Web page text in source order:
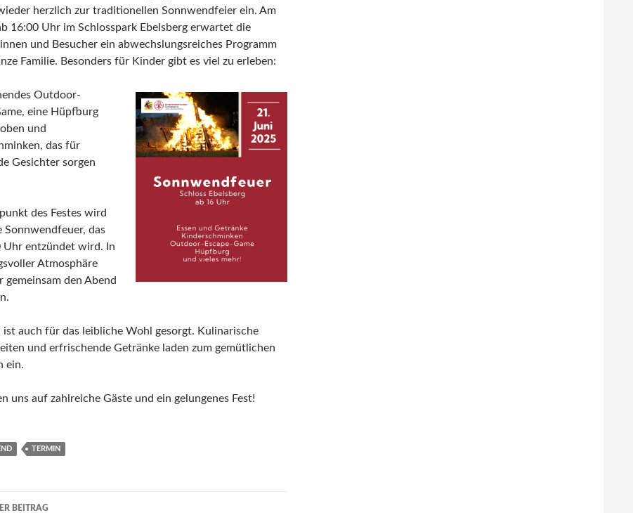
herzlich zur traditionellen Sonnwendfeier ein. Am
16:00 Uhr im Schlosspark Ebelsberg erwartet die
und Besucher ein abwechslungsreiches Programm
Familie. Besonders für Kinder gibt es viel zu erleben:
Outdoor-
eine Hüpfburg
und
das für
Gesichter sorgen
des Festes wird
Sonnwendfeuer, das
Uhr entzündet wird. In
Atmosphäre
gemeinsam den Abend
ist auch für das leibliche Wohl gesorgt. Kulinarische
und erfrischende Getränke laden zum gemütlichen
ein.
uns auf zahlreiche Gäste und ein gelungenes Fest!
TERMIN
BEITRAG